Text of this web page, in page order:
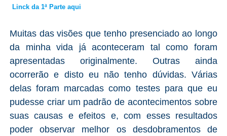
Linck da 1ª Parte aqui
Muitas das visões que tenho presenciado ao longo
da minha vida já aconteceram tal como foram
apresentadas originalmente. Outras ainda
ocorrerão e disto eu não tenho dúvidas. Várias
delas foram marcadas como testes para que eu
pudesse criar um padrão de acontecimentos sobre
suas causas e efeitos e, com esses resultados
poder observar melhor os desdobramentos de